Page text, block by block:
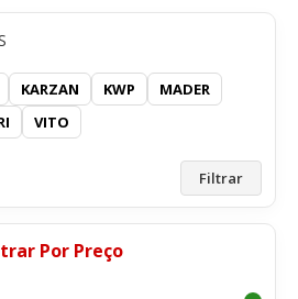
KARZAN KWP
MADER
VITO
Filtrar
Por Preço